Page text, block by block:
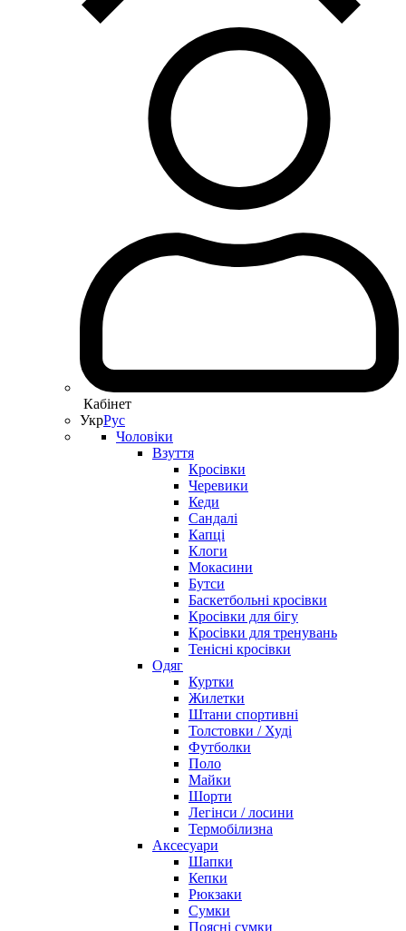
Кабінет
УкрРус
Чоловіки
Взуття
Кросівки
Черевики
Кеди
Сандалі
Капці
Клоги
Мокасини
Бутси
Баскетбольні кросівки
Кросівки для бігу
Кросівки для тренувань
Тенісні кросівки
Одяг
Куртки
Жилетки
Штани спортивні
Толстовки / Худі
Футболки
Поло
Майки
Шорти
Легінси / лосини
Термобілизна
Аксесуари
Шапки
Кепки
Рюкзаки
Сумки
Поясні сумки